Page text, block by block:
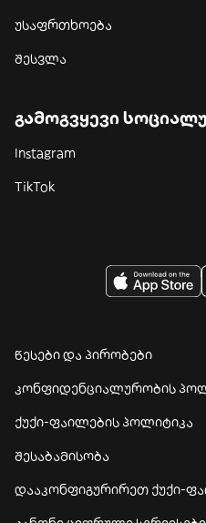
უსაფრთხოება
შესვლა
გამოგვყევი
Instagram
TikTok
წესები და პირობები
კონფიდენციალურობის
ქუქი-ფაილების პოლიტიკა
შესაბამისობა
დააკონფიგურირეთ ქუქი-